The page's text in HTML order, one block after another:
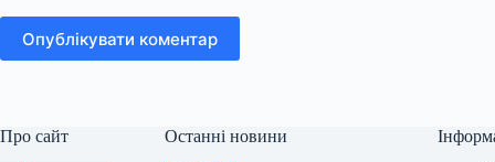
Опублікувати коментар
Про сайт Останні новини